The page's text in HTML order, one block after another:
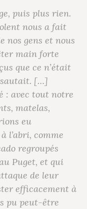
puis plus rien.
nous a fait
nos gens et nous
main forte
que ce n’était
sautait. […]
: avec tout notre
matelas,
eu
l’abri, comme
regroupés
Puget, et qui
de leur
efficacement à
pu peut-être